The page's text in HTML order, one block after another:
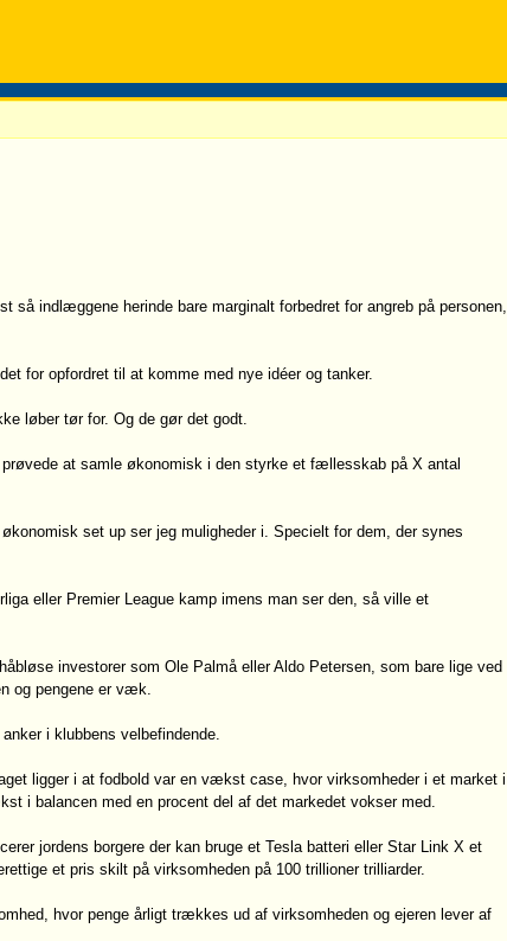
indlæggene herinde bare marginalt forbedret for angreb på personen,
for opfordret til at komme med nye idéer og tanker.
løber tør for. Og de gør det godt.
at samle økonomisk i den styrke et fællesskab på X antal
set up ser jeg muligheder i. Specielt for dem, der synes
eller Premier League kamp imens man ser den, så ville et
investorer som Ole Palmå eller Aldo Petersen, som bare lige ved
og pengene er væk.
i klubbens velbefindende.
ligger i at fodbold var en vækst case, hvor virksomheder i et market i
i balancen med en procent del af det markedet vokser med.
jordens borgere der kan bruge et Tesla batteri eller Star Link X et
et pris skilt på virksomheden på 100 trillioner trilliarder.
hvor penge årligt trækkes ud af virksomheden og ejeren lever af